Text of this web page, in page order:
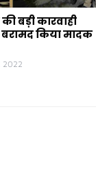
बड़ी कारवाही
बरामद किया मादक
2022